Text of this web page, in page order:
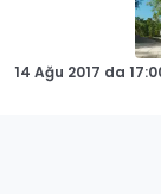
14 Ağu 2017 da